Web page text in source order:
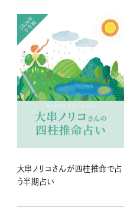
大串ノリコさんが四柱推命で占
う半期占い